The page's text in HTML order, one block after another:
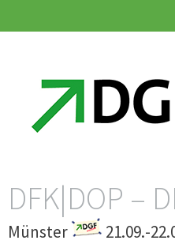
Inhalt
Inhalt
DFK|DOP –
Münster 21.09.-